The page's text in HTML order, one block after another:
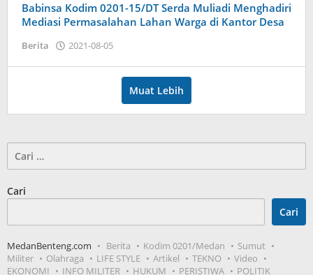
Babinsa Kodim 0201-15/DT Serda Muliadi Menghadiri
Mediasi Permasalahan Lahan Warga di Kantor Desa
Berita 2021-08-05
Muat Lebih
untuk:
Cari
Cari
MedanBenteng.com Berita Kodim 0201/Medan
Sumut
Militer
Olahraga LIFE STYLE Artikel TEKNO
Video
EKONOMI
INFO MILITER HUKUM PERISTIWA POLITIK